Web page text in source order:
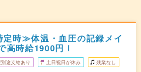
時≫体温・血圧の記録メイ
高時給1900円！
途支給あり 土日祝日が休み 残業なし